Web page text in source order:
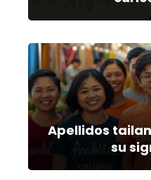
Apellidos
su